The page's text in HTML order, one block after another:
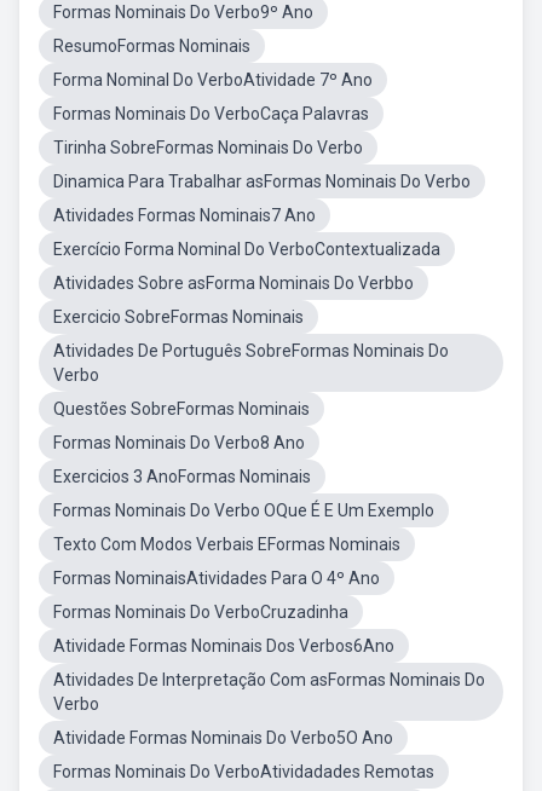
Formas Nominais Do Verbo9º Ano
ResumoFormas Nominais
Forma Nominal Do VerboAtividade 7º Ano
Formas Nominais Do VerboCaça Palavras
Tirinha SobreFormas Nominais Do Verbo
Dinamica Para Trabalhar asFormas Nominais Do Verbo
Atividades Formas Nominais7 Ano
Exercício Forma Nominal Do VerboContextualizada
Atividades Sobre asForma Nominais Do Verbbo
Exercicio SobreFormas Nominais
Atividades De Português SobreFormas Nominais Do
Verbo
Questões SobreFormas Nominais
Formas Nominais Do Verbo8 Ano
Exercicios 3 AnoFormas Nominais
Formas Nominais Do Verbo OQue É E Um Exemplo
Texto Com Modos Verbais EFormas Nominais
Formas NominaisAtividades Para O 4º Ano
Formas Nominais Do VerboCruzadinha
Atividade Formas Nominais Dos Verbos6Ano
Atividades De Interpretação Com asFormas Nominais Do
Verbo
Atividade Formas Nominais Do Verbo5O Ano
Formas Nominais Do VerboAtividadades Remotas